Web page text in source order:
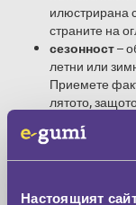
Настоящият
илюстрирана
страните на
сезонност–
летни или
Приемете
лятото,
деформират
направо
карате